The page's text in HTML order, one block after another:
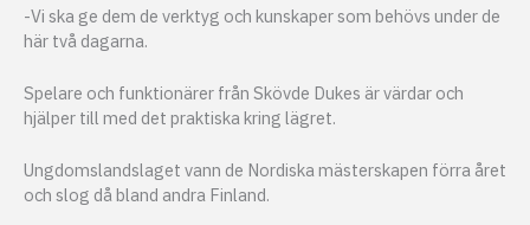
-Vi ska ge dem de verktyg och kunskaper som behövs under de
här två dagarna.
Spelare och funktionärer från Skövde Dukes är värdar och
hjälper till med det praktiska kring lägret.
Ungdomslandslaget vann de Nordiska mästerskapen förra året
och slog då bland andra Finland.